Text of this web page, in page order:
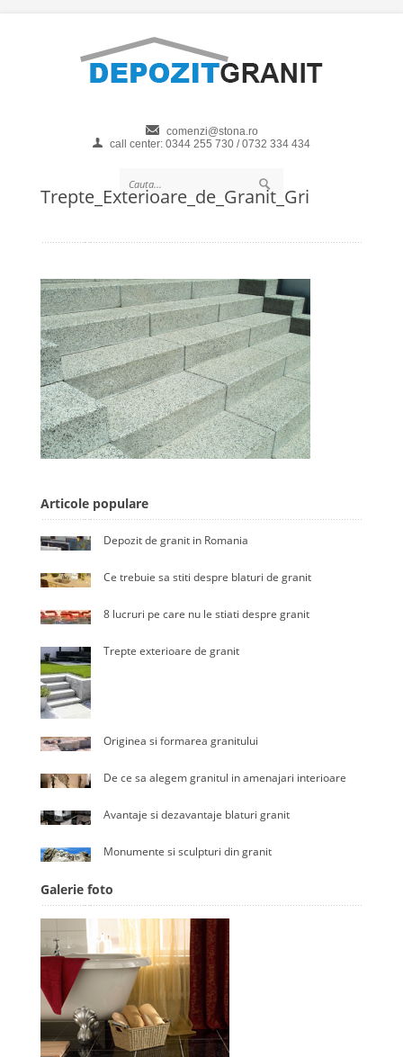
comenzi@stona.ro
call center: 0344 255 730 / 0732 334 434
Trepte_Exterioare_de_Granit_Gri
Articole populare
Depozit de granit in Romania
Ce trebuie sa stiti despre blaturi de granit
8 lucruri pe care nu le stiati despre granit
Trepte exterioare de granit
Originea si formarea granitului
De ce sa alegem granitul in amenajari interioare
Avantaje si dezavantaje blaturi granit
Monumente si sculpturi din granit
Galerie foto